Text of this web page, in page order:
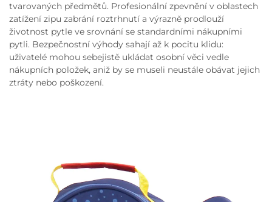
tvarovaných předmětů. Profesionální zpevnění v oblastech
zatížení zipu zabrání roztrhnutí a výrazně prodlouží
životnost pytle ve srovnání se standardními nákupními
pytli. Bezpečnostní výhody sahají až k pocitu klidu:
uživatelé mohou sebejistě ukládat osobní věci vedle
nákupních položek, aniž by se museli neustále obávat jejich
ztráty nebo poškození.